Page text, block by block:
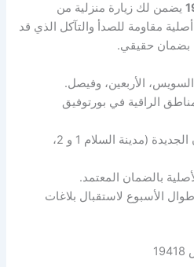
يضمن لك زيارة منزلية من
مقاومة للصدأ والتآكل الذي قد
بضمان حقيقي.
الأربعين، وفيصل.
الراقية في بورتوفيق
وصول سريع للمدن الجديدة (مدينة السلام 1 و 2،
بالضمان المعتمد.
الأسبوع لاستقبال بلاغات